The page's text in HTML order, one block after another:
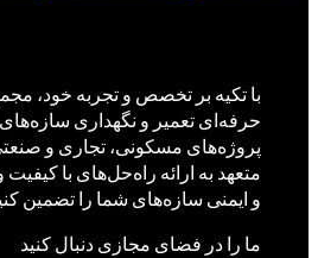
با تکیه بر تخصص و تجربه خود،
حرفه‌ای تعمیر و نگهداری سازه‌های
پروژه‌های مسکونی، تجاری و
متعهد به ارائه راه‌حل‌های با کیفیت
و ایمنی سازه‌های شما را تضمین
ما را در فضای مجازی دنبال کنید